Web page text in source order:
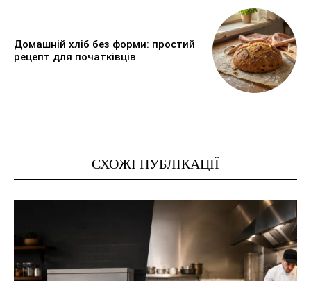
Домашній хліб без форми: простий
рецепт для початківців
СХОЖІ ПУБЛІКАЦІЇ